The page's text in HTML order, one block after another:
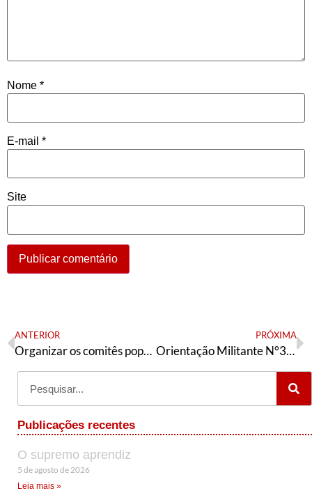
Nome *
E-mail *
Site
ANTERIOR
Organizar os comitês populares
PRÓXIMA
Orientação Militante N°314 (21 de fevereiro de 2022)
Publicações recentes
O supremo aprendiz
5 de agosto de 2026
Leia mais »